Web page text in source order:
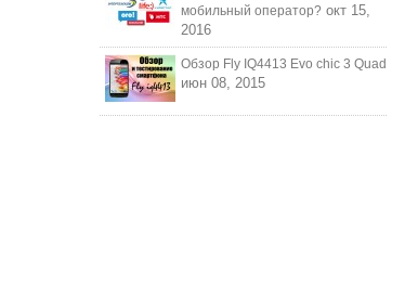
мобильный оператор? окт 15,
2016
Обзор Fly IQ4413 Evo chic 3 Quad
июн 08, 2015